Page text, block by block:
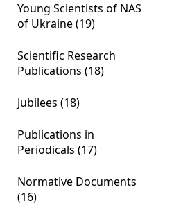
Young Scientists of NAS
of Ukraine (19)
Scientific Research
Publications (18)
Jubilees (18)
Publications in
Periodicals (17)
Normative Documents
(16)